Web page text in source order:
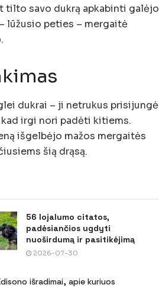
tilto savo dukrą apkabinti galėjo
lūžusio peties – mergaitė
dukrai – ji netrukus prisijungė
irgi nori padėti kitiems.
išgelbėjo mažos mergaitės
šią drąsą.
56 lojalumo citatos,
padėsiančios ugdyti
nuoširdumą ir pasitikėjimą
2026-07-30
išradimai, apie kuriuos